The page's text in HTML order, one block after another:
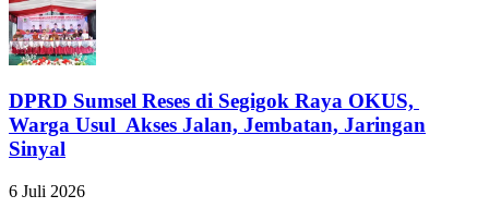
DPRD Sumsel Reses di Segigok Raya OKUS,
Warga Usul Akses Jalan, Jembatan, Jaringan
Sinyal
6 Juli 2026